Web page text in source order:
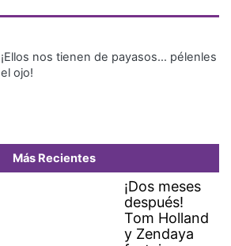
¡Ellos nos tienen de payasos… pélenles
el ojo!
Más Recientes
¡Dos meses
después!
Tom Holland
y Zendaya